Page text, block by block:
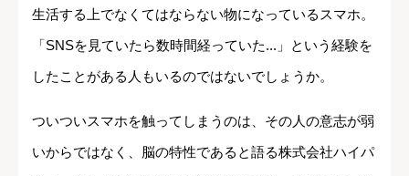
生活する上でなくてはならない物になっているスマホ。
「SNSを見ていたら数時間経っていた...」という経験を
したことがある人もいるのではないでしょうか。
ついついスマホを触ってしまうのは、その人の意志が弱
いからではなく、脳の特性であると語る株式会社ハイパ